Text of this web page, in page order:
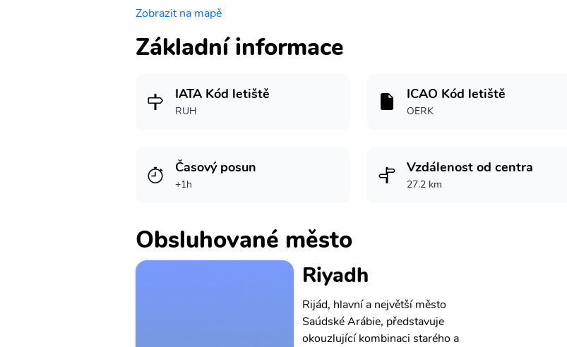
Zobrazit na mapě
Základní informace
IATA Kód letiště
RUH
ICAO Kód letiště
OERK
Časový posun
+1h
Vzdálenost od centra
27.2 km
Obsluhované město
Riyadh
Rijád, hlavní a největší město
Saúdské Arábie, představuje
okouzlující kombinaci starého a